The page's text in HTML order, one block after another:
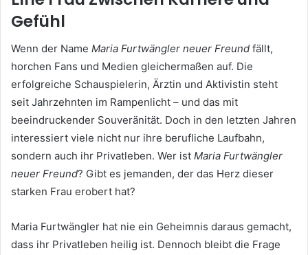
Gefühl
Wenn der Name Maria Furtwängler neuer Freund fällt,
horchen Fans und Medien gleichermaßen auf. Die
erfolgreiche Schauspielerin, Ärztin und Aktivistin steht
seit Jahrzehnten im Rampenlicht – und das mit
beeindruckender Souveränität. Doch in den letzten Jahren
interessiert viele nicht nur ihre berufliche Laufbahn,
sondern auch ihr Privatleben. Wer ist Maria Furtwängler
neuer Freund? Gibt es jemanden, der das Herz dieser
starken Frau erobert hat?
Maria Furtwängler hat nie ein Geheimnis daraus gemacht,
dass ihr Privatleben heilig ist. Dennoch bleibt die Frage